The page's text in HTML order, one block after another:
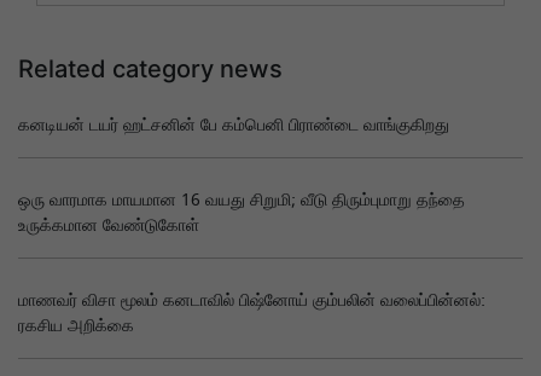
Related category news
கனடியன் டயர் ஹட்சனின் பே கம்பெனி பிராண்டை வாங்குகிறது
ஒரு வாரமாக மாயமான 16 வயது சிறுமி; வீடு திரும்புமாறு தந்தை
உருக்கமான வேண்டுகோள்
மாணவர் விசா மூலம் கனடாவில் பிஷ்னோய் கும்பலின் வலைப்பின்னல்:
ரகசிய அறிக்கை